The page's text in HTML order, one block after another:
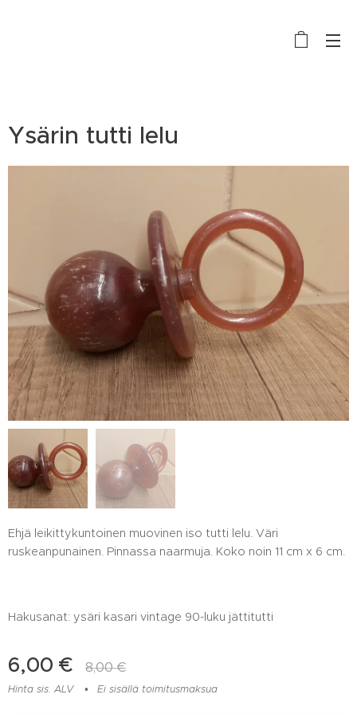
Ysärin tutti lelu
Ehjä leikittykuntoinen muovinen iso tutti lelu. Väri
ruskeanpunainen. Pinnassa naarmuja. Koko noin 11 cm x 6 cm.
Hakusanat: ysäri kasari vintage 90-luku jättitutti
6,00 € 8,00€
Hinta sis. ALV Ei sisällä toimitusmaksua